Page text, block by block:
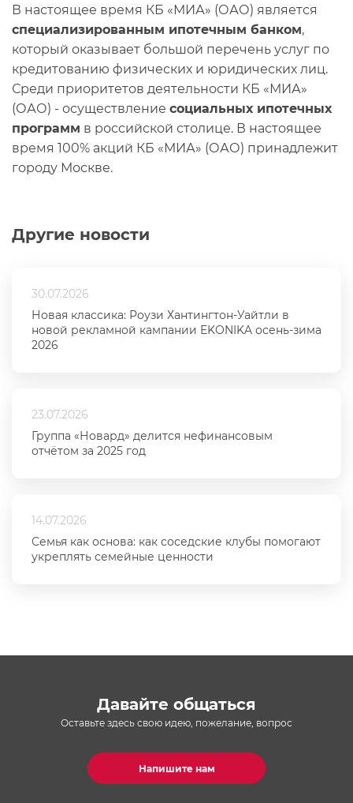
Другие новости
30.07.2026
Новая классика: Роузи Хантингтон-Уайтли в
новой рекламной кампании EKONIKA осень-зима
2026
23.07.2026
Группа «Новард» делится нефинансовым
отчётом за 2025 год
14.07.2026
Семья как основа: как соседские клубы помогают
укреплять семейные ценности
В настоящее время КБ «МИА» (ОАО) является
специализированным ипотечным банком,
который оказывает большой перечень услуг по
кредитованию физических и юридических лиц.
Среди приоритетов деятельности КБ «МИА»
(ОАО) - осуществление социальных ипотечных
программ в российской столице. В настоящее
время 100% акций КБ «МИА» (ОАО) принадлежит
городу Москве.
Давайте общаться
Оставьте здесь свою идею, пожелание, вопрос
Напишите нам